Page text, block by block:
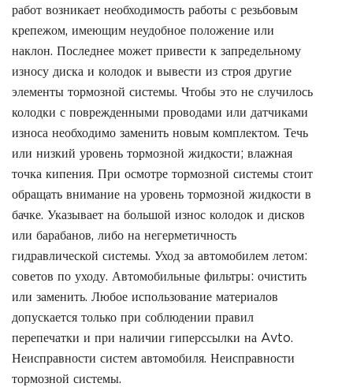
работ возникает необходимость работы с резьбовым
крепежом, имеющим неудобное положение или
наклон. Последнее может привести к запредельному
износу диска и колодок и вывести из строя другие
элементы тормозной системы. Чтобы это не случилось
колодки с поврежденными проводами или датчиками
износа необходимо заменить новым комплектом. Течь
или низкий уровень тормозной жидкости; влажная
точка кипения. При осмотре тормозной системы стоит
обращать внимание на уровень тормозной жидкости в
бачке. Указывает на большой износ колодок и дисков
или барабанов, либо на негерметичность
гидравлической системы. Уход за автомобилем летом:
советов по уходу. Автомобильные фильтры: очистить
или заменить. Любое использование материалов
допускается только при соблюдении правил
перепечатки и при наличии гиперссылки на Avto.
Неисправности систем автомобиля. Неисправности
тормозной системы.